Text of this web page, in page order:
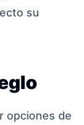
su
opciones de